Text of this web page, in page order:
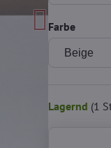
Farbe
Lagernd (1